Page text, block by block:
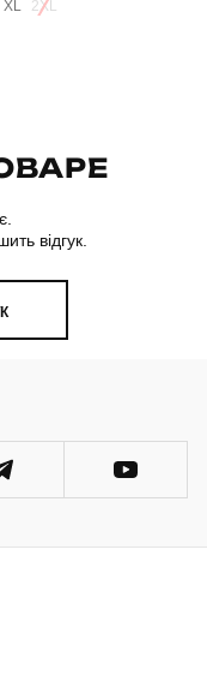
XL 2XL
відгук.